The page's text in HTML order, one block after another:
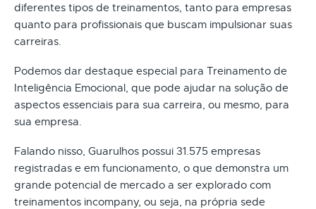
diferentes tipos de treinamentos, tanto para empresas
quanto para profissionais que buscam impulsionar suas
carreiras.
Podemos dar destaque especial para Treinamento de
Inteligência Emocional, que pode ajudar na solução de
aspectos essenciais para sua carreira, ou mesmo, para
sua empresa.
Falando nisso, Guarulhos possui 31.575 empresas
registradas e em funcionamento, o que demonstra um
grande potencial de mercado a ser explorado com
treinamentos incompany, ou seja, na própria sede